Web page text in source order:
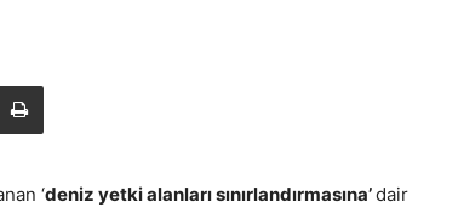
‘deniz yetki alanları sınırlandırmasına’dair